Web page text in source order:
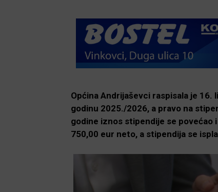
Općina Andrijaševci raspisala je
godinu 2025./2026, a pravo na
godine iznos stipendije se povećao
750,00 eur neto, a stipendija se